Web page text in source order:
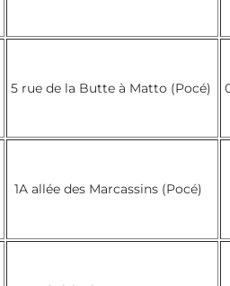
5 rue de la Butte à Matto (Pocé)
1A allée des Marcassins (Pocé)